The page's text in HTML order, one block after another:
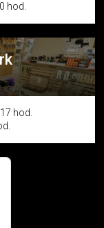
hod.
hod.